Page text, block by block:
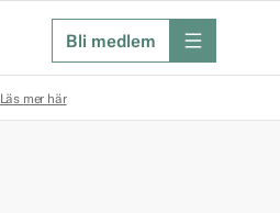
Bli medlem meny
Läs mer här